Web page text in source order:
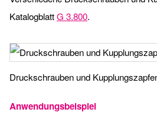
KatalogblattG 3.800.
Druckschrauben und
Anwendungsbeispiel